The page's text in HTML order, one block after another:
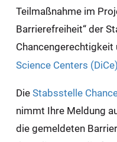
Teilmaßnahme im
Barrierefreiheit“ der
Chancengerechtigkeit
Science Centers (DiCe)
Die Stabsstelle
nimmt Ihre Meldung
die gemeldeten